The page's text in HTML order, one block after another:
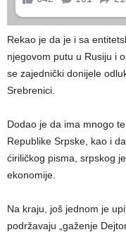
Rekao je da je i sa
njegovom putu u Rusiju i
se zajednički donijele
Srebrenici.
Dodao je da ima mnogo
Republike Srpske, kao i
ćiriličkog pisma, srpskog
ekonomije.
Na kraju, još jednom je
podržavaju „gaženje